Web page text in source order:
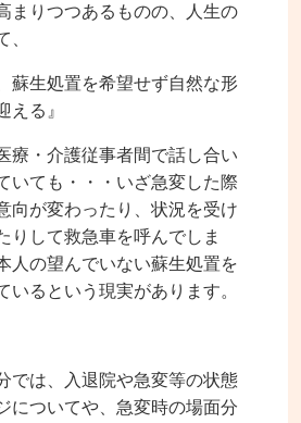
まりつつあるものの、人生の
、
蘇生処置を希望せず自然な形
える』
療・介護従事者間で話し合い
いても・・・いざ急変した際
向が変わったり、状況を受け
りして救急車を呼んでしま
人の望んでいない蘇生処置を
いるという現実があります。
では、入退院や急変等の状態
についてや、急変時の場面分